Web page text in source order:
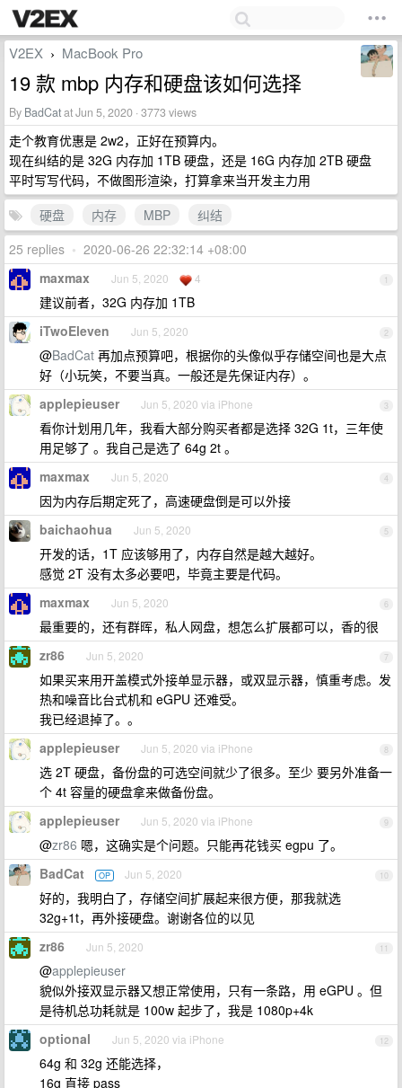
V2EX › MacBook Pro
19 款 mbp 内存和硬盘该如何选择
By BadCatat Jun 5, 2020 · 3773 views
走个教育优惠是 2w2，正好在预算内。
现在纠结的是 32G 内存加 1TB 硬盘，还是 16G 内存加 2TB 硬盘
平时写写代码，不做图形渲染，打算拿来当开发主力用
硬盘
内存 MBP
纠结
25 replies • 2020-06-26 22:32:14 +08:00
1
maxmax Jun 5, 2020 4
建议前者，32G 内存加 1TB
2
iTwoEleven Jun 5, 2020
@BadCat 再加点预算吧，根据你的头像似乎存储空间也是大点
好（小玩笑，不要当真。一般还是先保证内存）。
3
applepieuser Jun 5, 2020 via iPhone
看你计划用几年，我看大部分购买者都是选择 32G 1t，三年使
用足够了 。我自己是选了 64g 2t 。
4
maxmax Jun 5, 2020
因为内存后期定死了，高速硬盘倒是可以外接
5
baichaohua Jun 5, 2020
开发的话，1T 应该够用了，内存自然是越大越好。
感觉 2T 没有太多必要吧，毕竟主要是代码。
6
maxmax Jun 5, 2020
最重要的，还有群晖，私人网盘，想怎么扩展都可以，香的很
7
zr86 Jun 5, 2020
如果买来用开盖模式外接单显示器，或双显示器，慎重考虑。发
热和噪音比台式机和 eGPU 还难受。
我已经退掉了。。
8
applepieuser Jun 5, 2020 via iPhone
选 2T 硬盘，备份盘的可选空间就少了很多。至少 要另外准备一
个 4t 容量的硬盘拿来做备份盘。
9
applepieuser Jun 5, 2020 via iPhone
@zr86 嗯，这确实是个问题。只能再花钱买 egpu 了。
10
BadCat OP Jun 5, 2020
好的，我明白了，存储空间扩展起来很方便，那我就选
32g+1t，再外接硬盘。谢谢各位的以见
11
zr86 Jun 5, 2020
@applepieuser
貌似外接双显示器又想正常使用，只有一条路，用 eGPU 。但
是待机总功耗就是 100w 起步了，我是 1080p+4k
12
optional Jun 5, 2020 via iPhone
64g 和 32g 还能选择，
16g 直接 pass